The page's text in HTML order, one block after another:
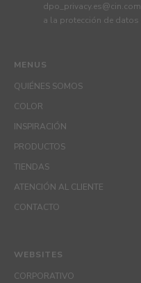
MENUS
QUIÉNES SOMOS
COLOR
INSPIRACIÓN
PRODUCTOS
TIENDAS
ATENCIÓN AL CLIENTE
CONTACTO
dpo_privacy.es@cin.com
a la protección de datos
WEBSITES
CORPORATIVO